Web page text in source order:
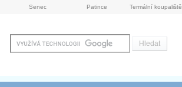
Senec Patince Termální koupaliště